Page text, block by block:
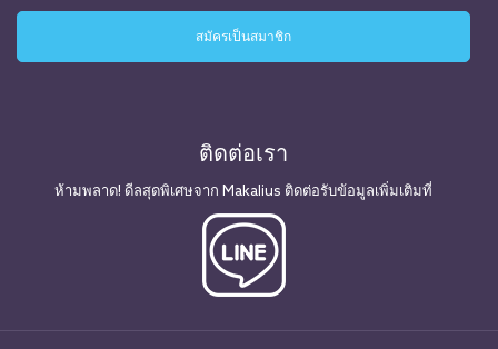
ติดต่อเรา
ห้ามพลาด! ดีลสุดพิเศษจาก Makalius ติดต่อรับข้อมูลเพิ่มเติมที่